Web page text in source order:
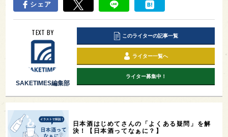
シェア
TEXT BY
SAKETIMES編集部
このライターの記事一覧
ライター一覧へ
ライター募集中！
日本酒はじめてさんの「よくある疑問」を解
決！【日本酒ってなぁに？】